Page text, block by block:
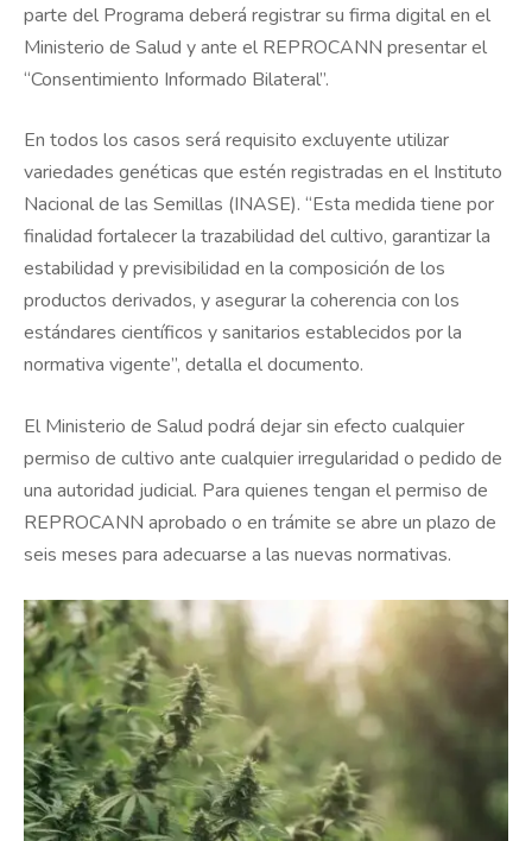
parte del Programa deberá registrar su firma digital en el
Ministerio de Salud y ante el REPROCANN presentar el
“Consentimiento Informado Bilateral”.
En todos los casos será requisito excluyente utilizar
variedades genéticas que estén registradas en el Instituto
Nacional de las Semillas (INASE). “Esta medida tiene por
finalidad fortalecer la trazabilidad del cultivo, garantizar la
estabilidad y previsibilidad en la composición de los
productos derivados, y asegurar la coherencia con los
estándares científicos y sanitarios establecidos por la
normativa vigente”, detalla el documento.
El Ministerio de Salud podrá dejar sin efecto cualquier
permiso de cultivo ante cualquier irregularidad o pedido de
una autoridad judicial. Para quienes tengan el permiso de
REPROCANN aprobado o en trámite se abre un plazo de
seis meses para adecuarse a las nuevas normativas.